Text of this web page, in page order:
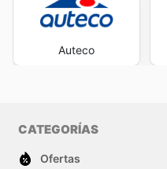
Auteco
CATEGORÍAS
Ofertas